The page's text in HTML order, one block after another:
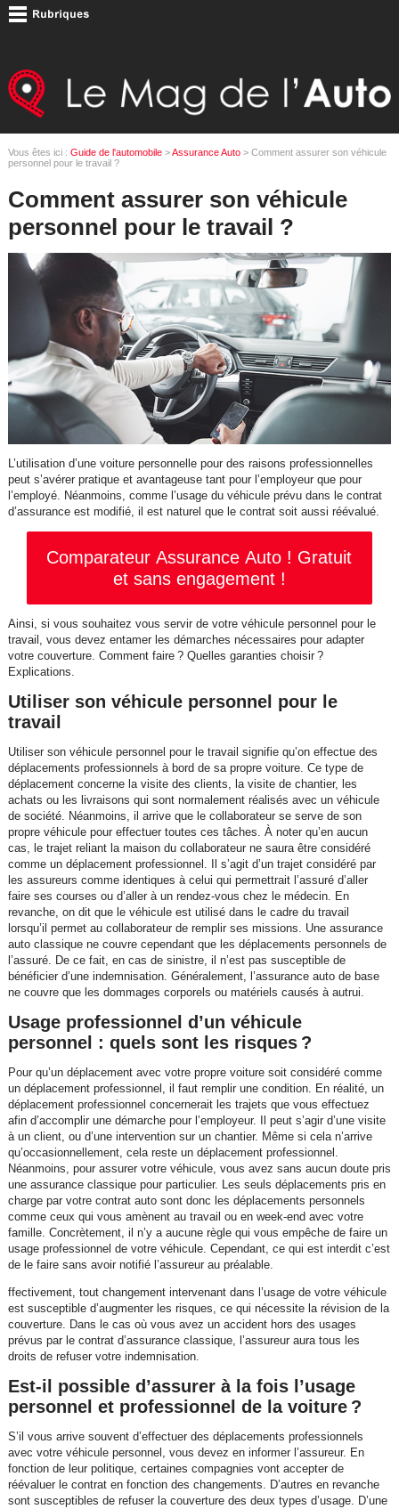
Vous êtes ici : Guide de l'automobile>Assurance Auto> Comment assurer son véhicule
personnel pour le travail ?
Comment assurer son véhicule
personnel pour le travail ?
L’utilisation d’une voiture personnelle pour des raisons professionnelles
peut s’avérer pratique et avantageuse tant pour l’employeur que pour
l’employé. Néanmoins, comme l’usage du véhicule prévu dans le contrat
d’assurance est modifié, il est naturel que le contrat soit aussi réévalué.
Comparateur Assurance Auto ! Gratuit
et sans engagement !
Ainsi, si vous souhaitez vous servir de votre véhicule personnel pour le
travail, vous devez entamer les démarches nécessaires pour adapter
votre couverture. Comment faire ? Quelles garanties choisir ?
Explications.
Utiliser son véhicule personnel pour le
travail
Utiliser son véhicule personnel pour le travail signifie qu’on effectue des
déplacements professionnels à bord de sa propre voiture. Ce type de
déplacement concerne la visite des clients, la visite de chantier, les
achats ou les livraisons qui sont normalement réalisés avec un véhicule
de société. Néanmoins, il arrive que le collaborateur se serve de son
propre véhicule pour effectuer toutes ces tâches. À noter qu’en aucun
cas, le trajet reliant la maison du collaborateur ne saura être considéré
comme un déplacement professionnel. Il s’agit d’un trajet considéré par
les assureurs comme identiques à celui qui permettrait l’assuré d’aller
faire ses courses ou d’aller à un rendez-vous chez le médecin. En
revanche, on dit que le véhicule est utilisé dans le cadre du travail
lorsqu’il permet au collaborateur de remplir ses missions. Une assurance
auto classique ne couvre cependant que les déplacements personnels de
l’assuré. De ce fait, en cas de sinistre, il n’est pas susceptible de
bénéficier d’une indemnisation. Généralement, l’assurance auto de base
ne couvre que les dommages corporels ou matériels causés à autrui.
Usage professionnel d’un véhicule
personnel : quels sont les risques ?
Pour qu’un déplacement avec votre propre voiture soit considéré comme
un déplacement professionnel, il faut remplir une condition. En réalité, un
déplacement professionnel concernerait les trajets que vous effectuez
afin d’accomplir une démarche pour l’employeur. Il peut s’agir d’une visite
à un client, ou d’une intervention sur un chantier. Même si cela n’arrive
qu’occasionnellement, cela reste un déplacement professionnel.
Néanmoins, pour assurer votre véhicule, vous avez sans aucun doute pris
une assurance classique pour particulier. Les seuls déplacements pris en
charge par votre contrat auto sont donc les déplacements personnels
comme ceux qui vous amènent au travail ou en week-end avec votre
famille. Concrètement, il n’y a aucune règle qui vous empêche de faire un
usage professionnel de votre véhicule. Cependant, ce qui est interdit c’est
de le faire sans avoir notifié l’assureur au préalable.
ffectivement, tout changement intervenant dans l’usage de votre véhicule
est susceptible d’augmenter les risques, ce qui nécessite la révision de la
couverture. Dans le cas où vous avez un accident hors des usages
prévus par le contrat d’assurance classique, l’assureur aura tous les
droits de refuser votre indemnisation.
Est-il possible d’assurer à la fois l’usage
personnel et professionnel de la voiture ?
S’il vous arrive souvent d’effectuer des déplacements professionnels
avec votre véhicule personnel, vous devez en informer l’assureur. En
fonction de leur politique, certaines compagnies vont accepter de
réévaluer le contrat en fonction des changements. D’autres en revanche
sont susceptibles de refuser la couverture des deux types d’usage. D’une